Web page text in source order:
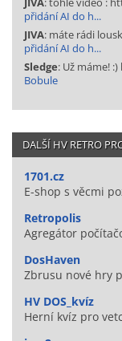
přidání AI do h...
JIVA: máte rádi
přidání AI do h...
Sledge: Už máme!
Bobule
DALŠÍ HV RETRO
1701.cz
E-shop s věcmi
Retropolis
Agregátor
DosHaven
Zbrusu nové hry
HV DOS_kvíz
Herní kvíz pro